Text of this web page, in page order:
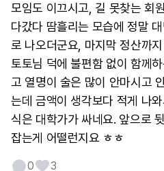
모임도 이끄시고, 길 못찾는 회
다갔다 땀흘리는 모습에 정말
로 나오더군요, 마지막 정산까
토토님 덕에 불편함 없이 함께
고 열명이 술은 많이 안마시고
는데 금액이 생각보다 적게 나
식은 대학가가 싸네요. 앞으로
잡는게 어떨런지요 ㅎㅎ
0 3